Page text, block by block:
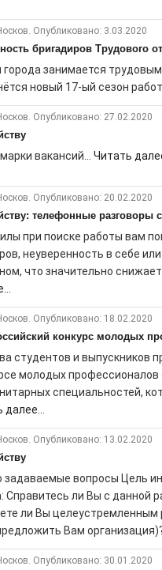
Опубликовано: 3.03.2020
бригадиров Трудового
занимается
новый 17-ый сезон
Опубликовано: 27.02.2020
вакансий... Читать
Опубликовано: 20.02.2020
телефонные разговоры
при поиске работы вам
неуверенность в себе
что значительно
Опубликовано: 18.02.2020
конкурс молодых
студентов и выпускников
молодых профессионалов
специальностей,
Опубликовано: 13.02.2020
задаваемые вопросы Цель
Справитесь ли Вы с данной
ли Вы
Вам
Опубликовано: 30.01.2020